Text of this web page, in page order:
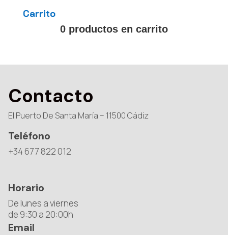
Carrito
0 productos en carrito
Contacto
El Puerto De Santa María – 11500 Cádiz
Teléfono
+34 677 822 012
Horario
De lunes a viernes
de 9:30 a 20:00h
Email